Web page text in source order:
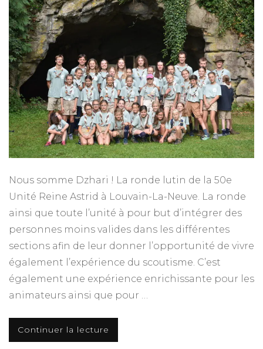
nous
?
Nous somme Dzhari ! La ronde lutin de la 50e
Unité Reine Astrid à Louvain-La-Neuve. La ronde
ainsi que toute l’unité à pour but d’intégrer des
personnes moins valides dans les différentes
sections afin de leur donner l’opportunité de vivre
également l’expérience du scoutisme. C’est
également une expérience enrichissante pour les
animateurs ainsi que pour …
Continuer la lecture